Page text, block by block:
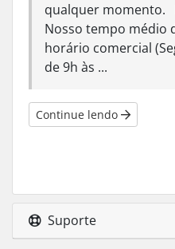
qualquer momento.
Nosso tempo médio
horário comercial
de 9h às ...
Continue lendo
Suporte